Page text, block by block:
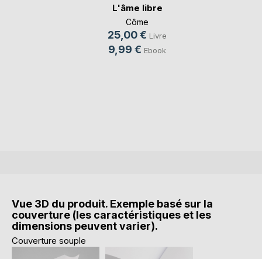
L'âme libre
Côme
25,00 € Livre
9,99 € Ebook
Vue 3D du produit. Exemple basé sur la
couverture (les caractéristiques et les
dimensions peuvent varier).
Couverture souple